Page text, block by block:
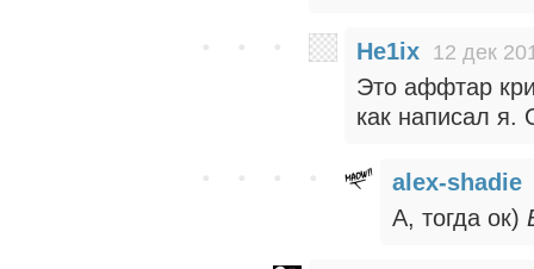
He1ix 12 дек
Это аффтар
как написал я.
alex-shadie
А, тогда ок)